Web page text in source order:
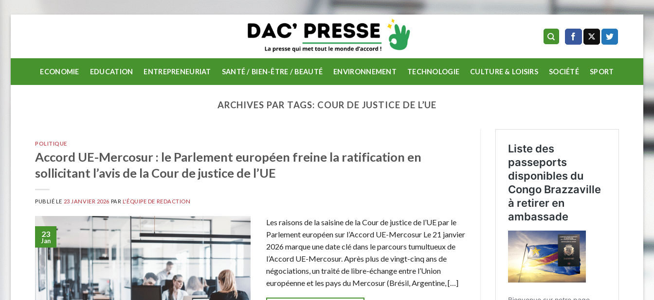
ECONOMIE EDUCATION ENTREPRENEURIAT SANTÉ / BIEN-ÊTRE / BEAUTÉ ENVIRONNEMENT TECHNOLOGIE CULTURE & LOISIRS SOCIÉTÉ SPORT
ARCHIVES PAR TAGS: COUR DE JUSTICE DE L’UE
POLITIQUE
Accord UE-Mercosur : le Parlement européen freine la ratification en
sollicitant l’avis de la Cour de justice de l’UE
PUBLIÉ LE 23 JANVIER 2026 PAR L'ÉQUIPE DE REDACTION
23
Jan
Les raisons de la saisine de la Cour de justice de l’UE par le
Parlement européen sur l’Accord UE-Mercosur Le 21 janvier
2026 marque une date clé dans le parcours tumultueux de
l’Accord UE-Mercosur. Après plus de vingt-cinq ans de
négociations, un traité de libre-échange entre l’Union
européenne et les pays du Mercosur (Brésil, Argentine, […]